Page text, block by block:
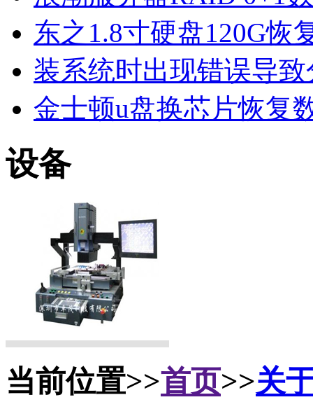
东之1.8寸硬盘120G恢
装系统时出现错误导致
金士顿u盘换芯片恢复
设备
当前位置>>首页>>关